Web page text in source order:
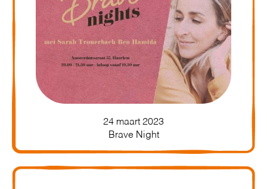
24 maart 2023
Brave Night